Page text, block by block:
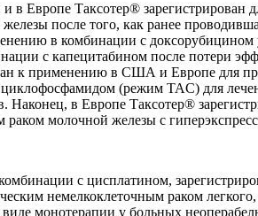
Европе Таксотер® зарегистрирован
после того, как ранее
в комбинации с
с капецитабином после потери
к применению в США и Европе для
(режим TAC) для
Наконец, в Европе Таксотер®
раком молочной железы с
с цисплатином,
немелкоклеточным раком
монотерапии у больных